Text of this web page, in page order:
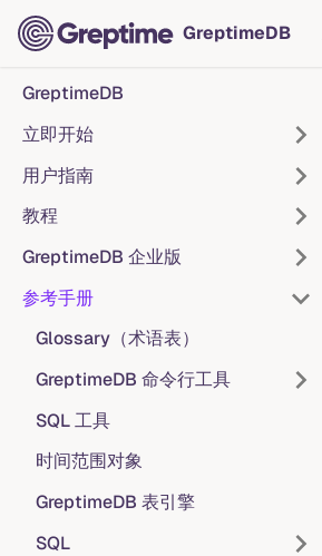
GreptimeDB
GreptimeDB
立即开始
用户指南
教程
GreptimeDB 企业版
参考手册
Glossary（术语表）
GreptimeDB 命令行工具
SQL 工具
时间范围对象
GreptimeDB 表引擎
SQL